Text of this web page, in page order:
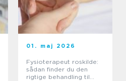
01. maj 2026
Fysioterapeut roskilde:
sådan finder du den
rigtige behandling til